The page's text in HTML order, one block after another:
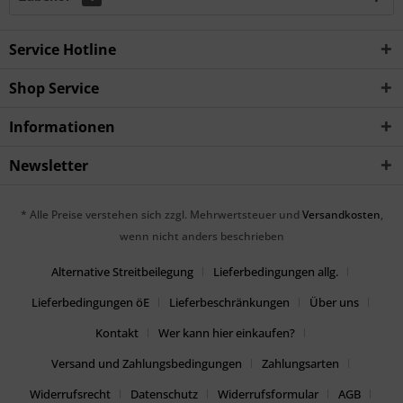
Service Hotline
Shop Service
Informationen
Newsletter
* Alle Preise verstehen sich zzgl. Mehrwertsteuer und Versandkosten,
wenn nicht anders beschrieben
Alternative Streitbeilegung
Lieferbedingungen allg.
Lieferbedingungen öE
Lieferbeschränkungen
Über uns
Kontakt
Wer kann hier einkaufen?
Versand und Zahlungsbedingungen
Zahlungsarten
Widerrufsrecht
Datenschutz Widerrufsformular AGB